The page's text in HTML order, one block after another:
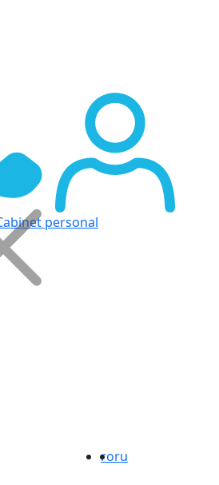
personal
roru